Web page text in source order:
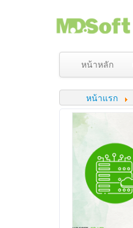
หน้าหลัก
หน้าแรก